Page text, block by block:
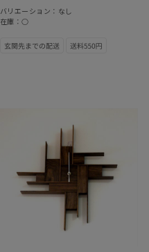
バリエーション：なし
在庫：○